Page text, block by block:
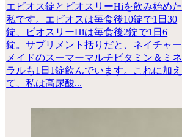
エビオス錠とビオスリーHiを飲み始めた
私です。エビオスは毎食後10錠で1日30
錠、ビオスリーHiは毎食後2錠で1日6
錠。サプリメント括りだと、ネイチャー
メイドのスーマーマルチビタミン＆ミネ
ラルも1日1錠飲んでいます。これに加え
て、私は高尿酸...